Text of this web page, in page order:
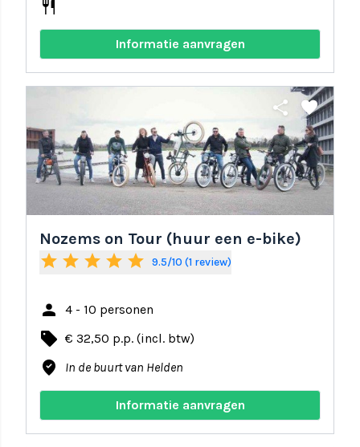
restaurant
Informatie aanvragen
share favorite
Nozems on Tour (huur een e-bike)
star star star star star 9.5/10 (1 review)
person 4 - 10 personen
local_offer € 32,50 p.p. (incl. btw)
where_to_vote In de buurt van Helden
Informatie aanvragen